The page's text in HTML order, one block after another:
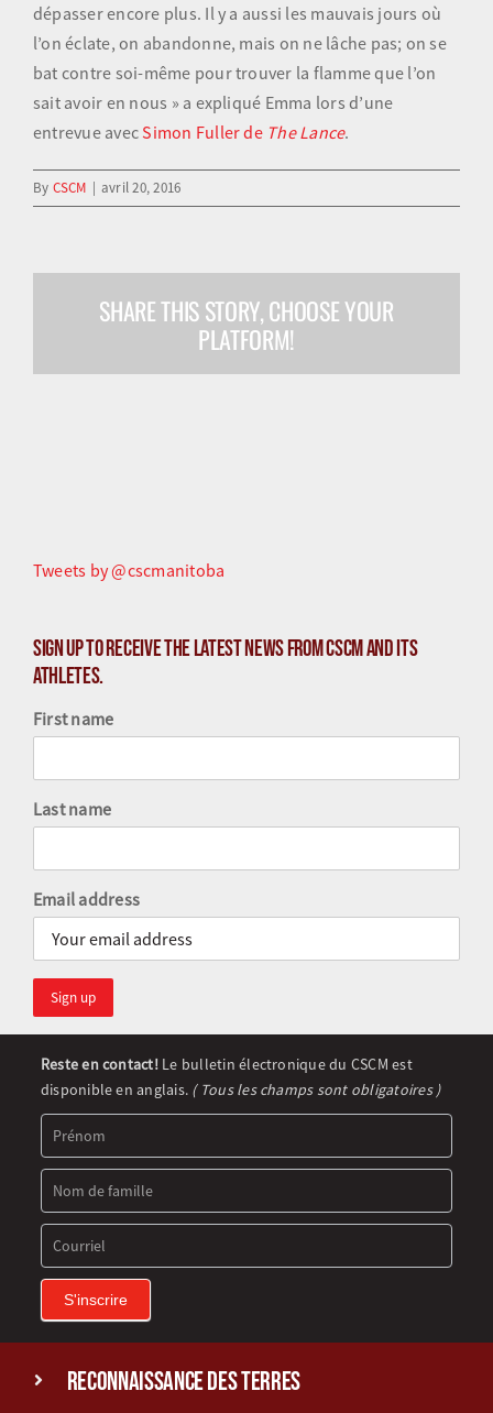
dépasser encore plus. Il y a aussi les mauvais jours où
l’on éclate, on abandonne, mais on ne lâche pas; on se
bat contre soi-même pour trouver la flamme que l’on
sait avoir en nous » a expliqué Emma lors d’une
entrevue avec Simon Fuller de The Lance.
By CSCM | avril 20, 2016
SHARE THIS STORY, CHOOSE YOUR
PLATFORM!
Tweets by @cscmanitoba
Sign up to receive the latest news from CSCM and its
athletes.
First name
Last name
Email address
Newsletter
Signup
(FR)
Reste en contact!Le bulletin électronique du CSCM est
disponible en anglais. ( Tous les champs sont obligatoires )
S'inscrire
reconnaissance des terres